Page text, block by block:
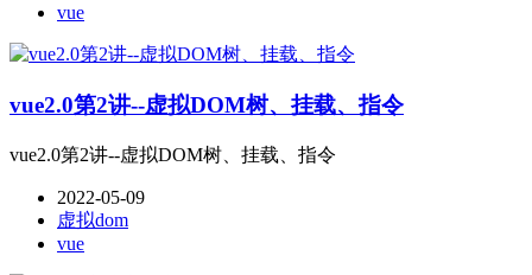
vue
vue2.0第2讲--虚拟DOM树、挂载、指令
vue2.0第2讲--虚拟DOM树、挂载、指令
2022-05-09
虚拟dom
vue